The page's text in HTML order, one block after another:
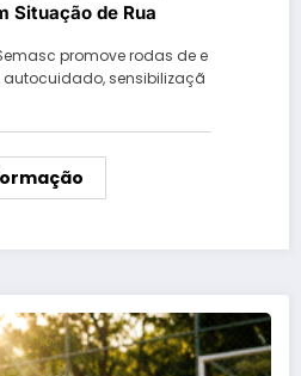
Situação de Rua
promove rodas de e
autocuidado, sensibilizaçã